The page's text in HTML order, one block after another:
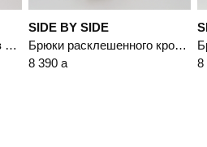
Брюки бежевого цвета из смесовой вискозы свободного кроя
SIDE BY SIDE
Брюки расклешенного кроя с эластичным поясом
8 390 a 8